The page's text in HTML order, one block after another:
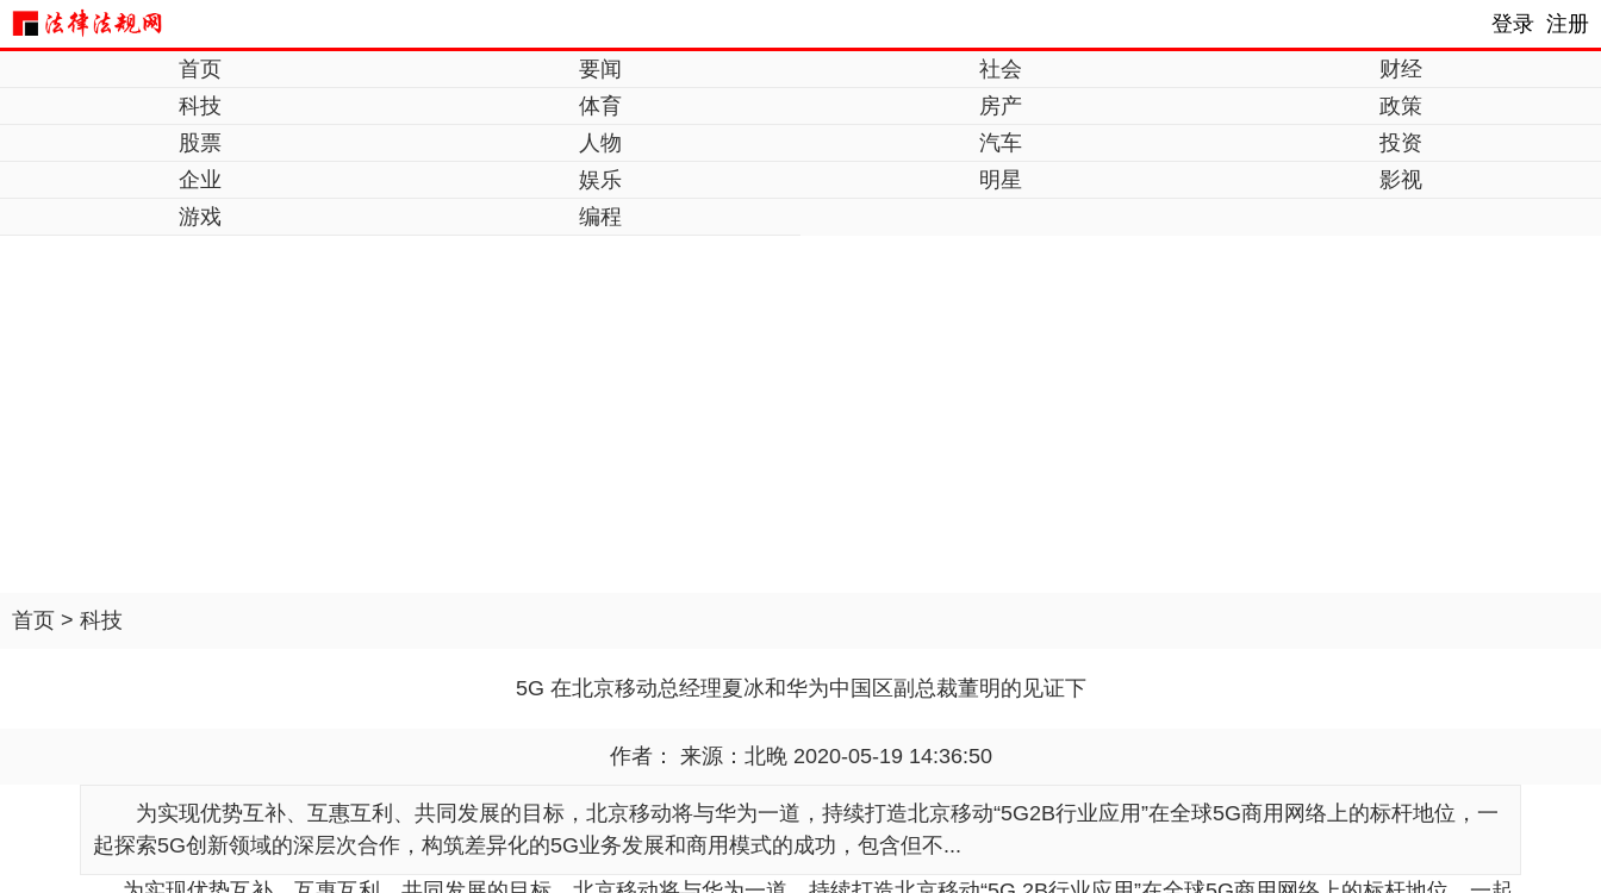
登录 注册
首页
要闻 社会
财经
科技
体育 房产
政策
股票
人物 汽车
投资
企业
娱乐 明星
影视
游戏
编程
首页 > 科技
5G 在北京移动总经理夏冰和华为中国区副总裁董明的见证下
作者： 来源： 北晚2020-05-19 14:36:50
为实现优势互补、互惠互利、共同发展的目标，北京移动将与华为一道，持续打造北京移动“5G2B行业应用”在全球5G商用网络上的标杆地位，一
起探索5G创新领域的深层次合作，构筑差异化的5G业务发展和商用模式的成功，包含但不...